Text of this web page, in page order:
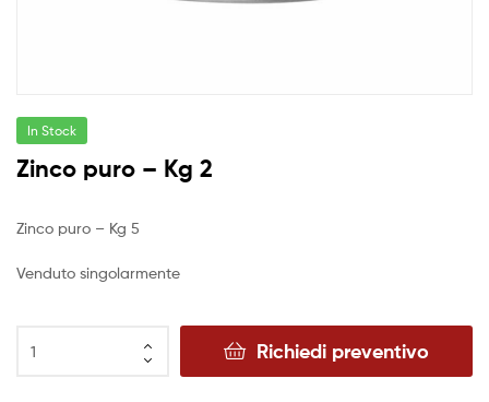
In Stock
Zinco puro – Kg 2
Zinco puro – Kg 5
Venduto singolarmente
Richiedi preventivo